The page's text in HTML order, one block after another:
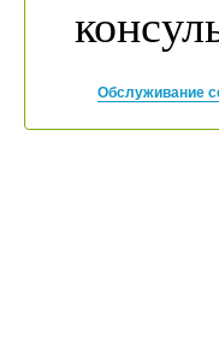
Обслуживание